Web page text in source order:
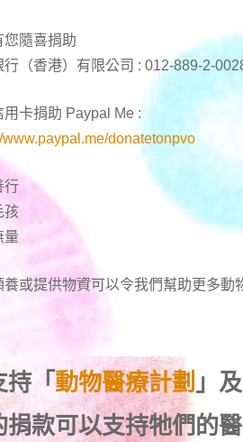
您隨喜捐助
行（香港）有限公司 : 012-889-2-
用卡捐助 Paypal Me :
www.paypal.me/donatetonpvo
行
孩
量
養或提供物資可以令我們幫助更多動
持「 動物醫療計劃 」
捐款可以支持牠們的